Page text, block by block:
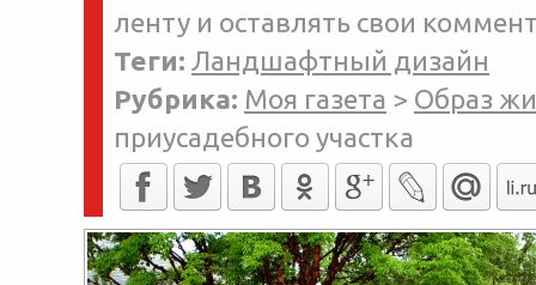
ленту и оставлять свои
Теги: Ландшафтный дизайн
Рубрика: Моя газета > Образ
приусадебного участка